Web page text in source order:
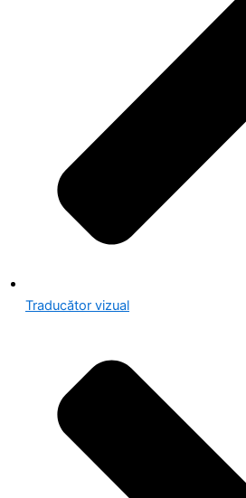
Traducător vizual